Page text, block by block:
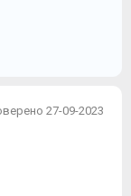
27-09-2023